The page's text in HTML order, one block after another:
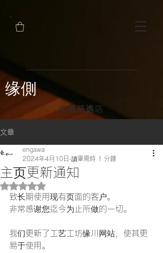
陶器精选店
缘側
文章
主页更新通知
engawa
2024年4月10日 讀畢需時 1 分鐘
評等為 NaN（最高為 5 顆星）。
致长期使用现有页面的客户。
非常感谢您迄今为止所做的一切。
我们更新了工艺工坊缘川网站，使其更
易于使用。